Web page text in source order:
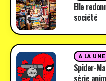
Elle
société
A LA UNE
Spider-
série